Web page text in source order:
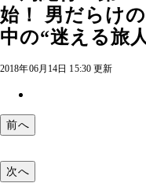
始！ 男だらけ
中の“迷える旅
2018年06月14日 15:30 更新
前へ
次へ